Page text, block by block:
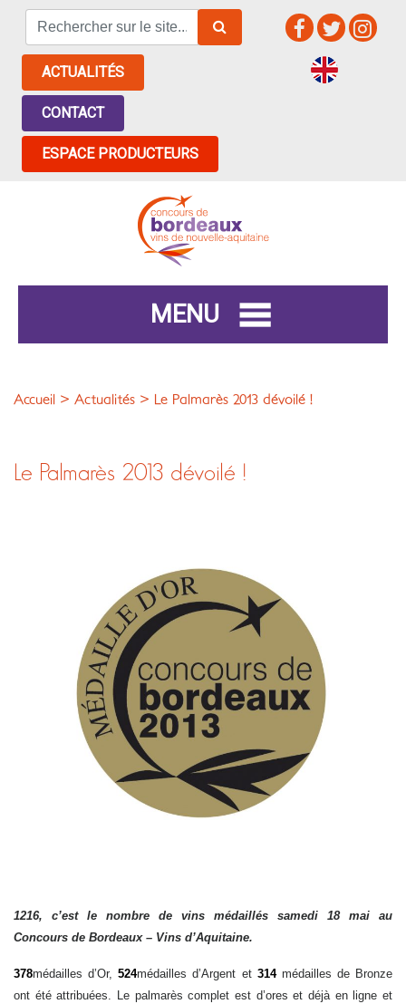
ACTUALITÉS
CONTACT
ESPACE PRODUCTEURS
MENU
Accueil > Actualités > Le Palmarès 2013 dévoilé !
Le Palmarès 2013 dévoilé !
1216, c’est le nombre de vins médaillés samedi 18 mai au
Concours de Bordeaux – Vins d’Aquitaine.
378médailles d’Or,524médailles d’Argent et 314 médailles de Bronze
ont été attribuées. Le palmarès complet est d’ores et déjà en ligne et